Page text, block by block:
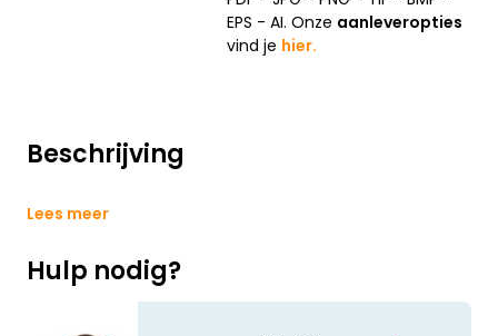
Beschrijving
Lees meer
Hulp nodig?
EPS - AI. Onze aanleveropties
vind je hier.